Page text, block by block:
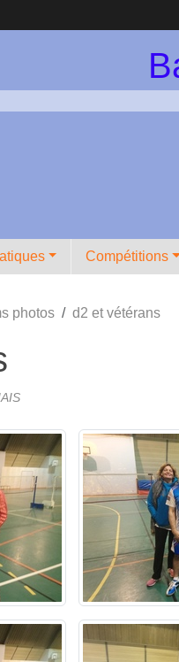
Compétitions
photos d2 et vétérans